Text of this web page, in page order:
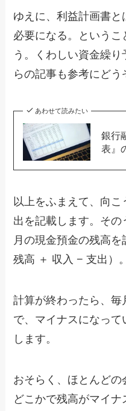
ゆえに、利益計画書
必要になる。というこ
う。くわしい資金繰
らの記事も参考にどう
あわせて読みたい
銀行
表』
以上をふまえて、向
出を記載します。そ
月の現金預金の残高を
残高 ＋ 収入 − 支出）。
計算が終わったら、
で、マイナスになっ
します。
おそらく、ほとんど
どこかで残高がマイ